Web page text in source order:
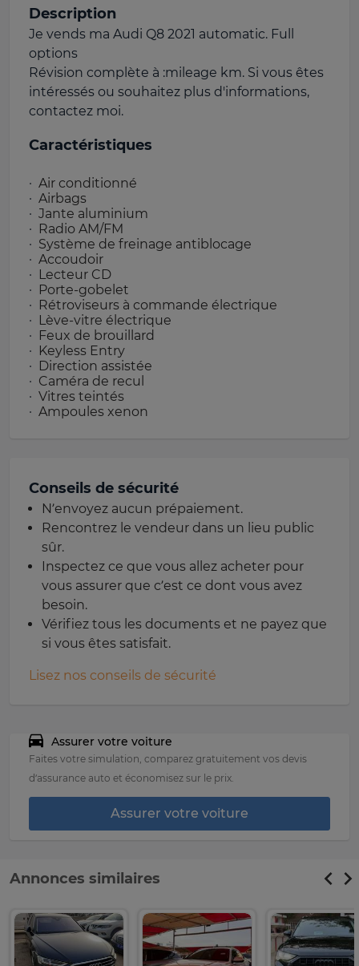
Description
Je vends ma Audi Q8 2021 automatic. Full
options
Révision complète à :mileage km. Si vous êtes
intéressés ou souhaitez plus d'informations,
contactez moi.
Caractéristiques
Air conditionné
Airbags
Jante aluminium
Radio AM/FM
Système de freinage antiblocage
Accoudoir
Lecteur CD
Porte-gobelet
Rétroviseurs à commande électrique
Lève-vitre électrique
Feux de brouillard
Keyless Entry
Direction assistée
Caméra de recul
Vitres teintés
Ampoules xenon
Conseils de sécurité
N’envoyez aucun prépaiement.
Rencontrez le vendeur dans un lieu public
sûr.
Inspectez ce que vous allez acheter pour
vous assurer que c’est ce dont vous avez
besoin.
Vérifiez tous les documents et ne payez que
si vous êtes satisfait.
Lisez nos conseils de sécurité
Assurer votre voiture
Faites votre simulation, comparez gratuitement vos devis
d’assurance auto et économisez sur le prix.
Assurer votre voiture
Annonces similaires